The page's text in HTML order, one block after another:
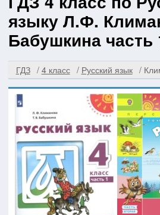
языку Л.Ф.
Бабушкина часть
ГДЗ 4 класс Русский язык